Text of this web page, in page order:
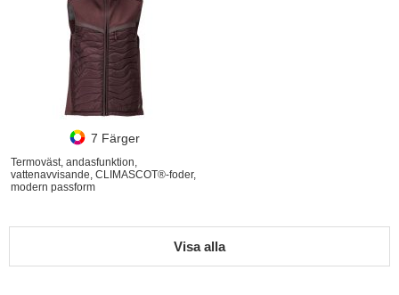
7 Färger
Termoväst, andasfunktion,
vattenavvisande, CLIMASCOT®-foder,
modern passform
Visa alla